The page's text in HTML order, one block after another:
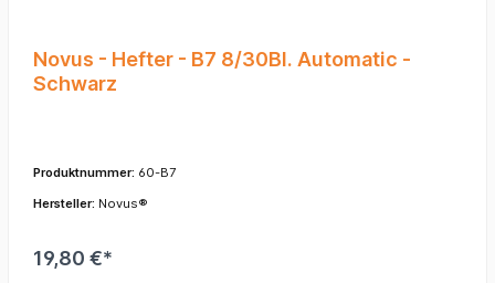
Novus - Hefter - B7 8/30Bl. Automatic -
Schwarz
Produktnummer: 60-B7
Hersteller: Novus®
19,80 €*